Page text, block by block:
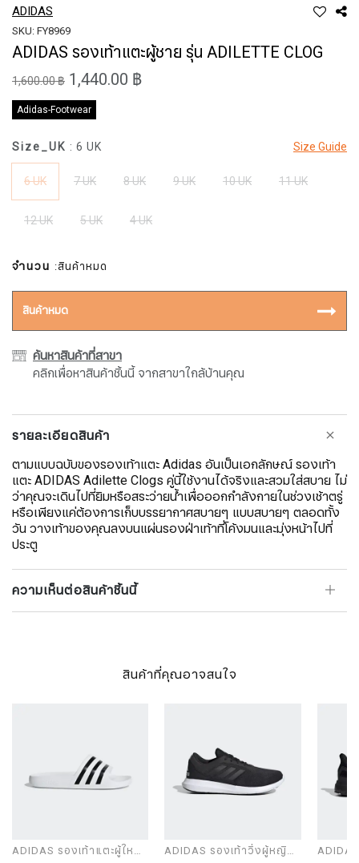
ADIDAS
SKU: FY8969
ADIDAS รองเท้าแตะผู้ชาย รุ่น ADILETTE CLOG
1,600.00 ฿ 1,440.00 ฿
Adidas-Footwear
Size Guide
Size_UK : 6 UK
6 UK 7 UK 8 UK 9 UK 10 UK 11 UK
12 UK 5 UK 4 UK
จำนวน :สินค้าหมด
สินค้าหมด
ค้นหาสินค้าที่สาขา
คลิกเพื่อหาสินค้าชิ้นนี้ จากสาขาใกล้บ้านคุณ
รายละเอียดสินค้า
ตามแบบฉบับของรองเท้าแตะ Adidas อันเป็นเอกลักษณ์ รองเท้า
แตะ ADIDAS Adilette Clogs คู่นี้ใช้งานได้จริงและสวมใส่สบาย ไม่
ว่าคุณจะเดินไปที่ยิมหรือสระว่ายน้ำเพื่อออกกำลังกายในช่วงเช้าตรู่
หรือเพียงแค่ต้องการเก็บบรรยากาศสบายๆ แบบสบายๆ ตลอดทั้ง
วัน วางเท้าของคุณลงบนแผ่นรองฝ่าเท้าที่โค้งมนและมุ่งหน้าไปที่
ประตู
ความเห็นต่อสินค้าชิ้นนี้
สินค้าที่คุณอาจสนใจ
ADIDAS รองเท้าแตะผู้ใหญ่
ADIDAS รองเท้าวิ่งผู้หญิง